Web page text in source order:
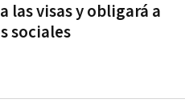
las visas y obligará a
sociales